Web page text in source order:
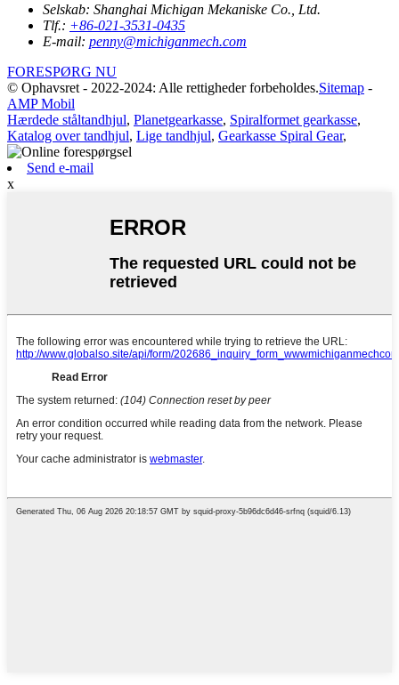
Selskab: Shanghai Michigan Mekaniske Co., Ltd.
Tlf.: +86-021-3531-0435
E-mail: penny@michiganmech.com
FORESPØRG NU
© Ophavsret - 2022-2024: Alle rettigheder forbeholdes.Sitemap -
AMP Mobil
Hærdede ståltandhjul, Planetgearkasse, Spiralformet gearkasse,
Katalog over tandhjul, Lige tandhjul, Gearkasse Spiral Gear,
Send e-mail
x